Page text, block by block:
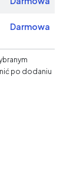
Darmowa
po dodaniu